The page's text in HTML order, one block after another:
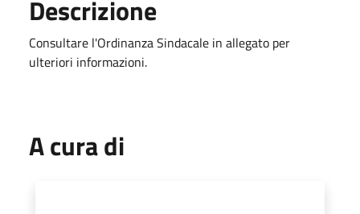
Descrizione
Consultare l'Ordinanza Sindacale in allegato per
ulteriori informazioni.
A cura di